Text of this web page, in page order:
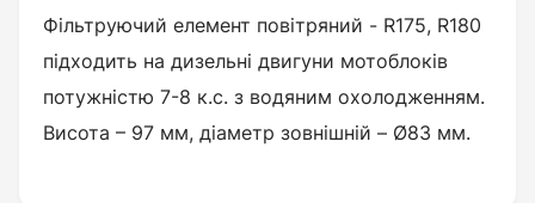
Фільтруючий елемент повітряний - R175, R180
підходить на дизельні двигуни мотоблоків
потужністю 7-8 к.с. з водяним охолодженням.
Висота – 97 мм, діаметр зовнішній – Ø83 мм.